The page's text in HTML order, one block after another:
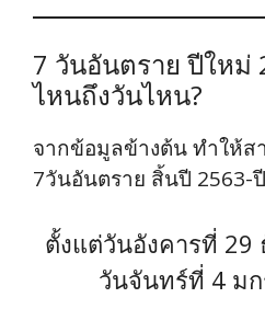
7 วันอันตราย ปีใหม่
ไหนถึงวันไหน?
จากข้อมูลข้างต้น ทำให้ส
7วันอันตราย สิ้นปี 2563-
ตั้งแต่วันอังคารที่ 29
วันจันทร์ที่ 4 ม